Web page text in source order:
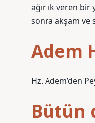
ağırlık veren
sonra akşam ve
Adem
Hz. Adem’den
Bütün